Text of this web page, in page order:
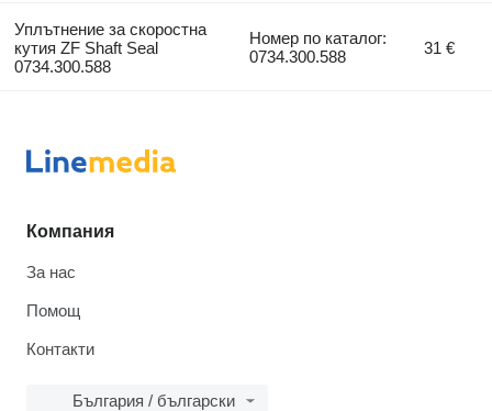
Уплътнение за скоростна
кутия ZF Shaft Seal
0734.300.588
Номер по каталог:
0734.300.588
31 €
Компания
За нас
Помощ
Контакти
България / български